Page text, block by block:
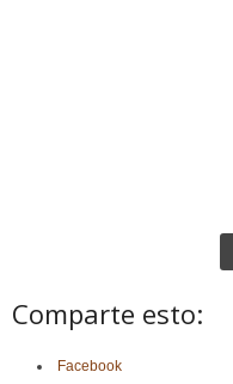
Comparte esto:
Facebook